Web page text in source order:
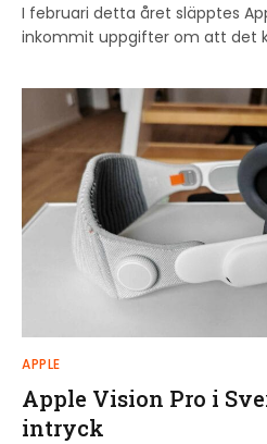
I februari detta året släpptes
inkommit uppgifter om att det
APPLE
Apple Vision Pro i
intryck